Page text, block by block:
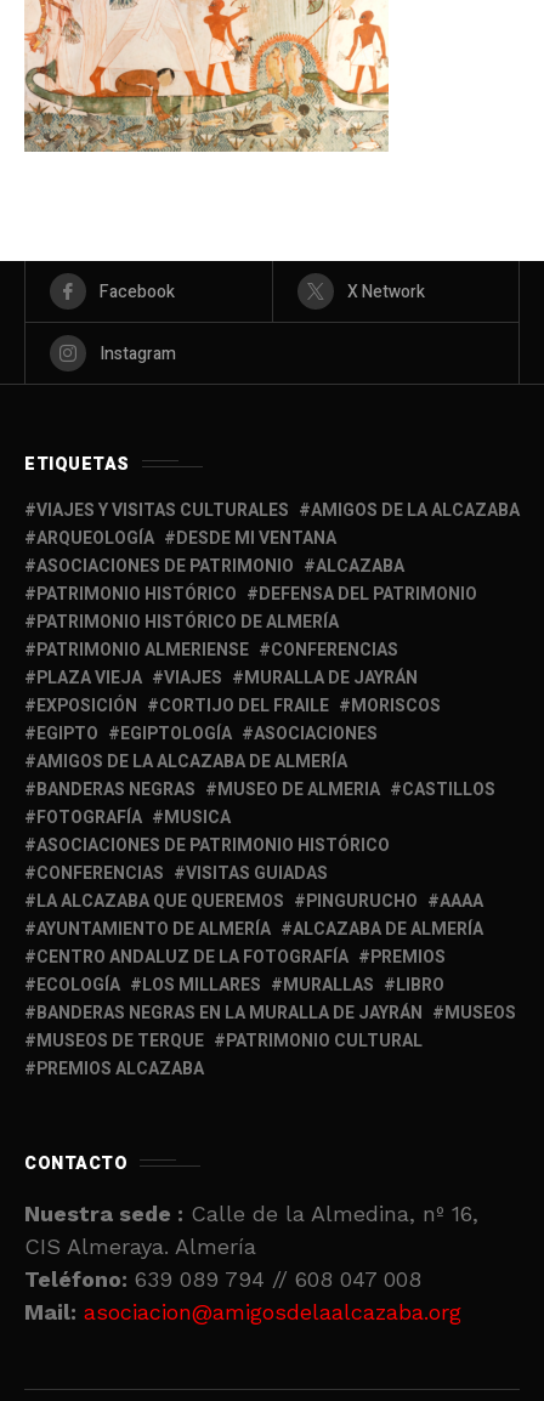
Facebook X Network
Instagram
ETIQUETAS
VIAJES Y VISITAS CULTURALES
AMIGOS DE LA ALCAZABA
ARQUEOLOGÍA
DESDE MI VENTANA
ASOCIACIONES DE PATRIMONIO
ALCAZABA
PATRIMONIO HISTÓRICO
DEFENSA DEL PATRIMONIO
PATRIMONIO HISTÓRICO DE ALMERÍA
PATRIMONIO ALMERIENSE
CONFERENCIAS
PLAZA VIEJA
VIAJES
MURALLA DE JAYRÁN
EXPOSICIÓN
CORTIJO DEL FRAILE
MORISCOS
EGIPTO
EGIPTOLOGÍA
ASOCIACIONES
AMIGOS DE LA ALCAZABA DE ALMERÍA
BANDERAS NEGRAS
MUSEO DE ALMERIA
CASTILLOS
FOTOGRAFÍA
MUSICA
ASOCIACIONES DE PATRIMONIO HISTÓRICO
CONFERENCIAS
VISITAS GUIADAS
LA ALCAZABA QUE QUEREMOS
PINGURUCHO
AAAA
AYUNTAMIENTO DE ALMERÍA
ALCAZABA DE ALMERÍA
CENTRO ANDALUZ DE LA FOTOGRAFÍA
PREMIOS
ECOLOGÍA
LOS MILLARES MURALLAS
LIBRO
BANDERAS NEGRAS EN LA MURALLA DE JAYRÁN
MUSEOS
MUSEOS DE TERQUE
PATRIMONIO CULTURAL
PREMIOS ALCAZABA
CONTACTO
Nuestra sede : Calle de la Almedina, nº 16,
CIS Almeraya. Almería
Teléfono: 639 089 794 // 608 047 008
Mail: asociacion@amigosdelaalcazaba.org